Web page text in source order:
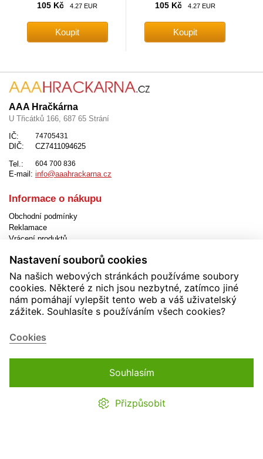
105 Kč 4.27 EUR 105 Kč 4.27 EUR
AAA Hračkárna
U Třicátků 166, 687 65 Strání
IČ:
74705431
DIČ:
CZ7411094625
Tel.:
604 700 836
E-mail: info@aaahrackarna.cz
Informace o nákupu
Obchodní podmínky
Reklamace
Vrácení produktů
Způsob platby
Jak objednat
Nastavení cookies
Užitečné informace
Novinky
Akční produkty
Kontakty
Nastavení souborů cookies
Na našich webových stránkách používáme soubory
cookies. Některé z nich jsou nezbytné, zatímco jiné
nám pomáhají vylepšit tento web a váš uživatelský
zážitek. Souhlasíte s používáním všech cookies?
Cookies
Souhlasím
Přizpůsobit